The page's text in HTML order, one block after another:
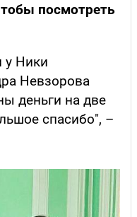
посмотреть
у Ники
Невзорова
деньги на две
спасибо", –